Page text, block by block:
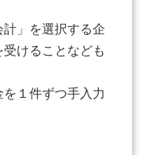
」を選択する企
けることなども
１件ずつ手入力